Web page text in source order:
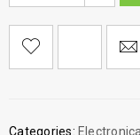
Categories: Electronica